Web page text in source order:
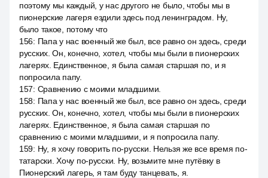
поэтому мы каждый, у нас другого не было, чтобы мы в
пионерские лагеря ездили здесь под ленинградом. Ну,
было такое, потому что
156: Папа у нас военный же был, все равно он здесь, среди
русских. Он, конечно, хотел, чтобы мы были в пионерских
лагерях. Единственное, я была самая старшая по, и я
попросила папу.
157: Сравнению с моими младшими.
158: Папа у нас военный же был, все равно он здесь, среди
русских. Он, конечно, хотел, чтобы мы были в пионерских
лагерях. Единственное, я была самая старшая по
сравнению с моими младшими, и я попросила папу.
159: Ну, я хочу говорить по-русски. Нельзя же все время по-
татарски. Хочу по-русски. Ну, возьмите мне путёвку в
Пионерский лагерь, я там буду танцевать, я.